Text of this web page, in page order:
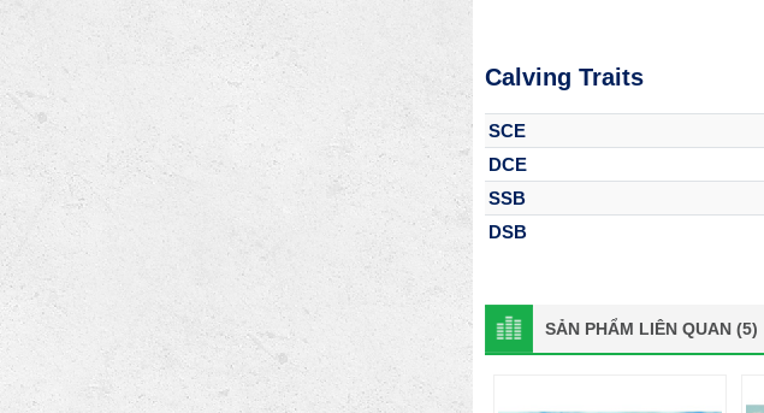
Calving Traits
SCE
DCE
SSB
DSB
SẢN PHẨM LIÊN QUAN (5)